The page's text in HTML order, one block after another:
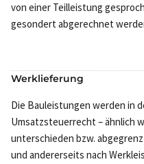
von einer Teilleistung
gesondert abgerechnet
Werklieferung
Die Bauleistungen werden in
Umsatzsteuerrecht – ähnlich
unterschieden bzw.
und andererseits nach